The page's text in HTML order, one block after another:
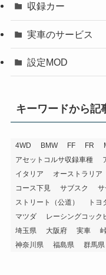
収録カー
実車のサービス
設定MOD
キーワードから記
4WD BMW FF FR
アセットコルサ収録車種
イタリア
オーストラリア
コース下見
サブスク サ
ストリート（公道）
トヨ
マツダ
レーシングコック
埼玉県
大阪府 実車
神奈川県
福島県 群馬県